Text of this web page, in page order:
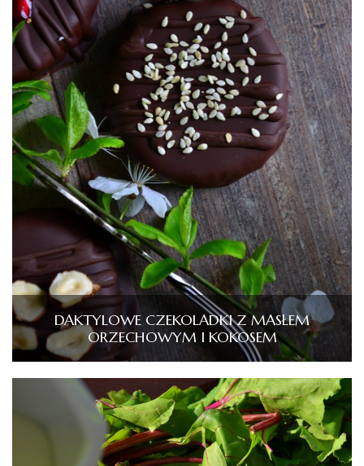
DAKTYLOWE CZEKOLADKI Z MASŁEM
ORZECHOWYM I KOKOSEM